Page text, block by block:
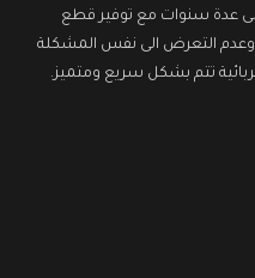
عدة سنوات مع توفير قطع
وعدم التعرض الى نفس المشكلة
تتم بشكل سريع ومتميز.